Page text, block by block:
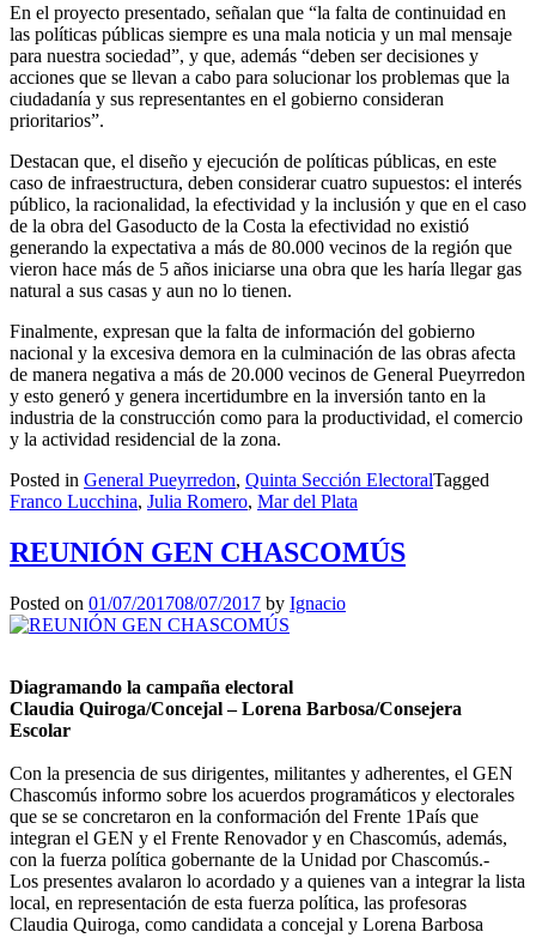
En el proyecto presentado, señalan que “la falta de continuidad en
las políticas públicas siempre es una mala noticia y un mal mensaje
para nuestra sociedad”, y que, además “deben ser decisiones y
acciones que se llevan a cabo para solucionar los problemas que la
ciudadanía y sus representantes en el gobierno consideran
prioritarios”.
Destacan que, el diseño y ejecución de políticas públicas, en este
caso de infraestructura, deben considerar cuatro supuestos: el interés
público, la racionalidad, la efectividad y la inclusión y que en el caso
de la obra del Gasoducto de la Costa la efectividad no existió
generando la expectativa a más de 80.000 vecinos de la región que
vieron hace más de 5 años iniciarse una obra que les haría llegar gas
natural a sus casas y aun no lo tienen.
Finalmente, expresan que la falta de información del gobierno
nacional y la excesiva demora en la culminación de las obras afecta
de manera negativa a más de 20.000 vecinos de General Pueyrredon
y esto generó y genera incertidumbre en la inversión tanto en la
industria de la construcción como para la productividad, el comercio
y la actividad residencial de la zona.
Posted in General Pueyrredon, Quinta Sección ElectoralTagged
Franco Lucchina, Julia Romero, Mar del Plata
REUNIÓN GEN CHASCOMÚS
Posted on 01/07/201708/07/2017 by Ignacio
Diagramando la campaña electoral
Claudia Quiroga/Concejal – Lorena Barbosa/Consejera
Escolar
Con la presencia de sus dirigentes, militantes y adherentes, el GEN
Chascomús informo sobre los acuerdos programáticos y electorales
que se se concretaron en la conformación del Frente 1País que
integran el GEN y el Frente Renovador y en Chascomús, además,
con la fuerza política gobernante de la Unidad por Chascomús.-
Los presentes avalaron lo acordado y a quienes van a integrar la lista
local, en representación de esta fuerza política, las profesoras
Claudia Quiroga, como candidata a concejal y Lorena Barbosa